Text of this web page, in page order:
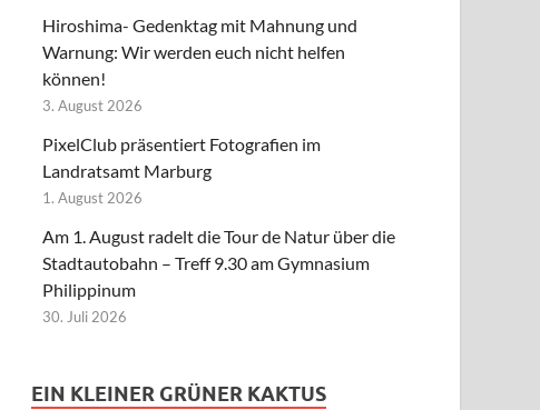
Hiroshima- Gedenktag mit Mahnung und
Warnung: Wir werden euch nicht helfen
können!
3. August 2026
PixelClub präsentiert Fotografien im
Landratsamt Marburg
1. August 2026
Am 1. August radelt die Tour de Natur über die
Stadtautobahn – Treff 9.30 am Gymnasium
Philippinum
30. Juli 2026
EIN KLEINER GRÜNER KAKTUS